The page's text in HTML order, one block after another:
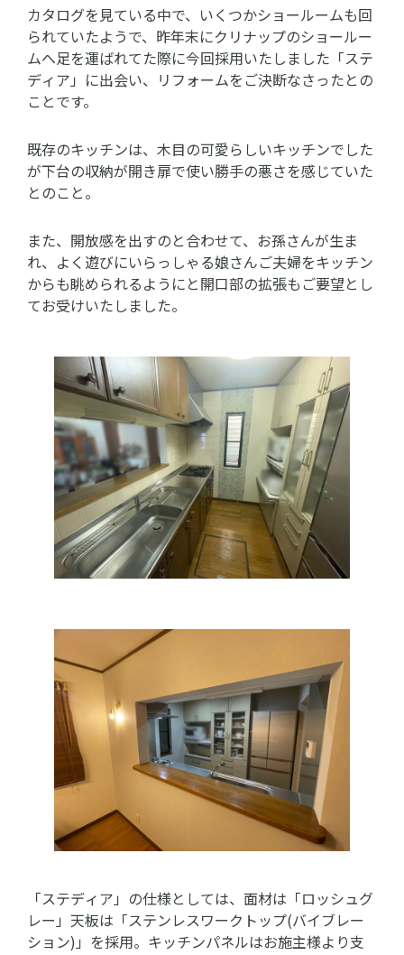
カタログを見ている中で、いくつかショールームも回
られていたようで、昨年末にクリナップのショールー
ムへ足を運ばれてた際に今回採用いたしました「ステ
ディア」に出会い、リフォームをご決断なさったとの
ことです。
既存のキッチンは、木目の可愛らしいキッチンでした
が下台の収納が開き扉で使い勝手の悪さを感じていた
とのこと。
また、開放感を出すのと合わせて、お孫さんが生ま
れ、よく遊びにいらっしゃる娘さんご夫婦をキッチン
からも眺められるようにと開口部の拡張もご要望とし
てお受けいたしました。
「ステディア」の仕様としては、面材は「ロッシュグ
レー」天板は「ステンレスワークトップ(バイブレー
ション)」を採用。キッチンパネルはお施主様より支